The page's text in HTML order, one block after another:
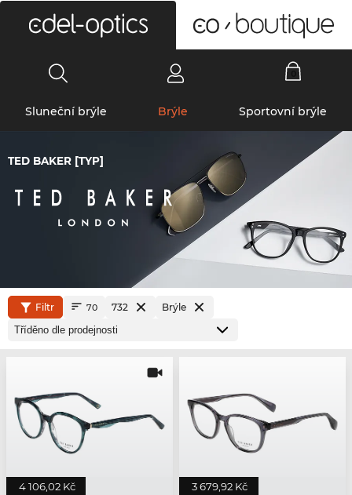
Sluneční brýle Brýle Sportovní brýle
TED BAKER [TYP]
Filtr 70 732 Brýle
4 106,02 Kč 3 679,92 Kč